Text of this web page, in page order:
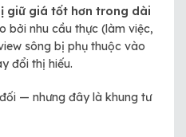
giữ giá tốt hơn trong dài
bởi nhu cầu thực (làm việc,
sông bị phụ thuộc vào
đổi thị hiếu.
— nhưng đây là khung tư